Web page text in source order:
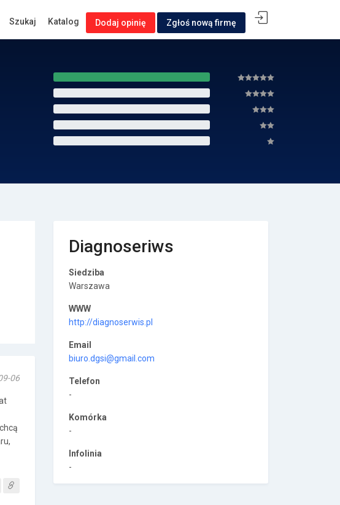
06
Diagnoseriws
Siedziba
Warszawa
WWW
http://diagnoserwis.pl
Email
biuro.dgsi@gmail.com
Telefon
-
Komórka
-
Infolinia
-
Szukaj Katalog Dodaj opinię Zgłoś nową firmę